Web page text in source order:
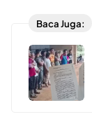
Baca Juga: